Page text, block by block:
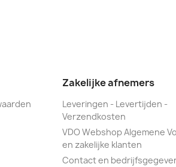
Zakelijke afnemers
Leveringen - Levertijden -
Verzendkosten
VDO Webshop Algemene
en zakelijke klanten
Contact en